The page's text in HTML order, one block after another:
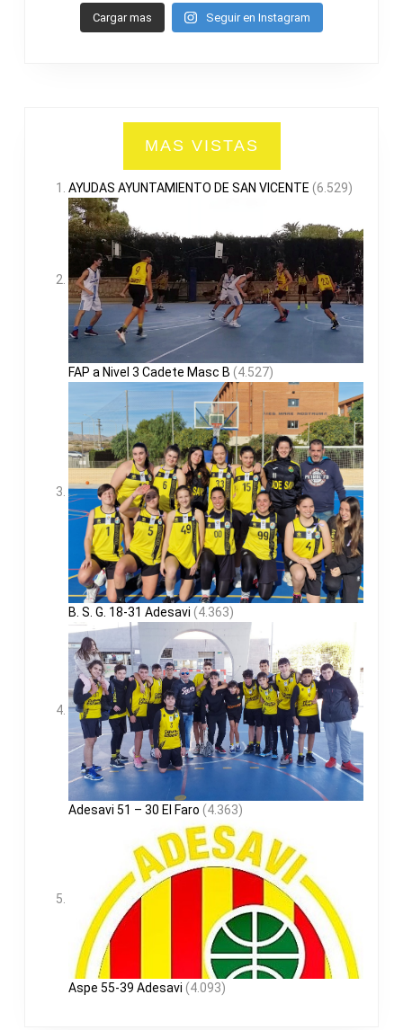
Cargar mas Seguir en Instagram
MAS VISTAS
AYUDAS AYUNTAMIENTO DE SAN VICENTE (6.529)
FAP a Nivel 3 Cadete Masc B (4.527)
B. S. G. 18-31 Adesavi (4.363)
Adesavi 51 – 30 El Faro (4.363)
Aspe 55-39 Adesavi (4.093)